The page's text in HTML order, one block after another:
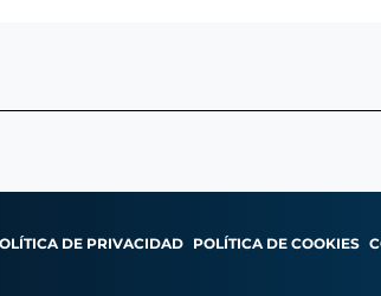
DE PRIVACIDAD POLÍTICA DE COOKIES